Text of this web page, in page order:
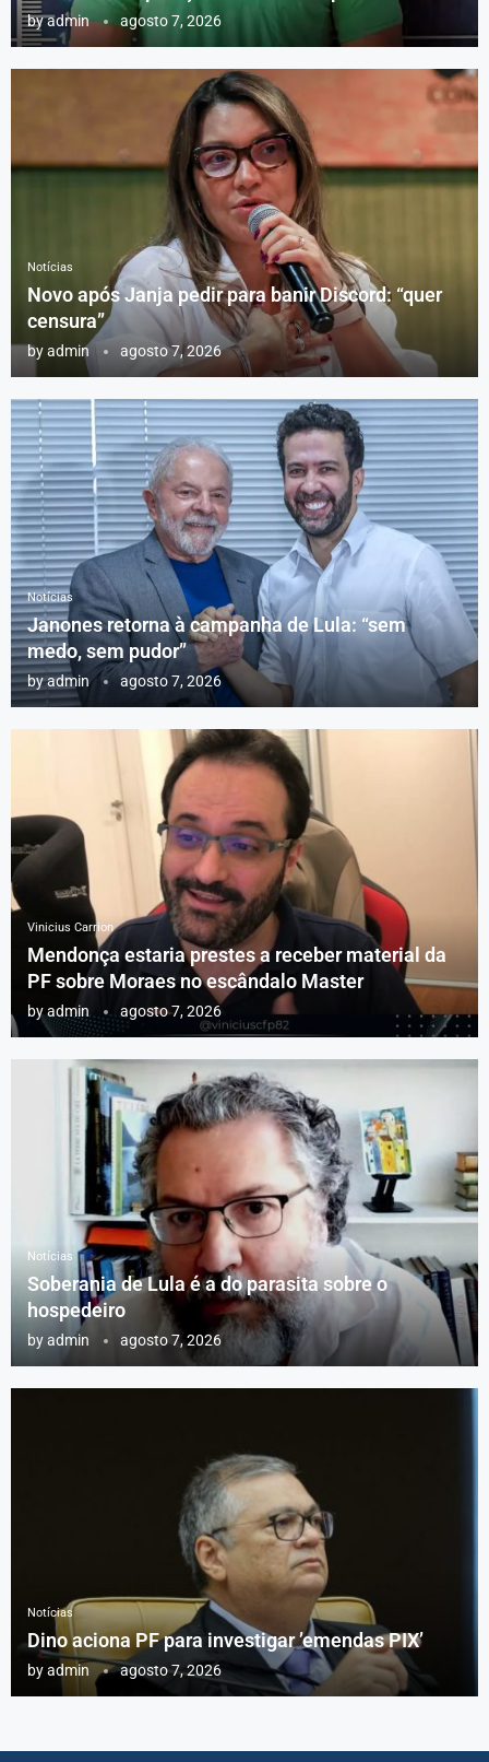
byadmin agosto 7, 2026
Notícias
Novo após Janja pedir para banir Discord: “quer
censura”
byadmin agosto 7, 2026
Notícias
Janones retorna à campanha de Lula: “sem
medo, sem pudor”
byadmin agosto 7, 2026
Vinicius Carrion
Mendonça estaria prestes a receber material da
PF sobre Moraes no escândalo Master
byadmin agosto 7, 2026
Notícias
Soberania de Lula é a do parasita sobre o
hospedeiro
byadmin agosto 7, 2026
Notícias
Dino aciona PF para investigar ’emendas PIX’
byadmin agosto 7, 2026